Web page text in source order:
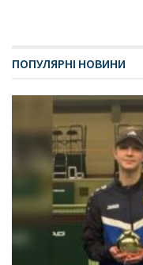
ПОПУЛЯРНІ НОВИНИ